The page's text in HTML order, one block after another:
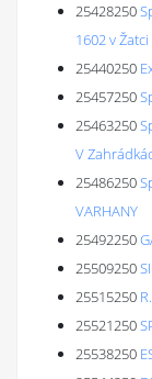
25428250
1602 v Žatci
25440250
25457250
25463250
V
25486250
VARHANY
25492250
25509250
25515250
25521250
25538250